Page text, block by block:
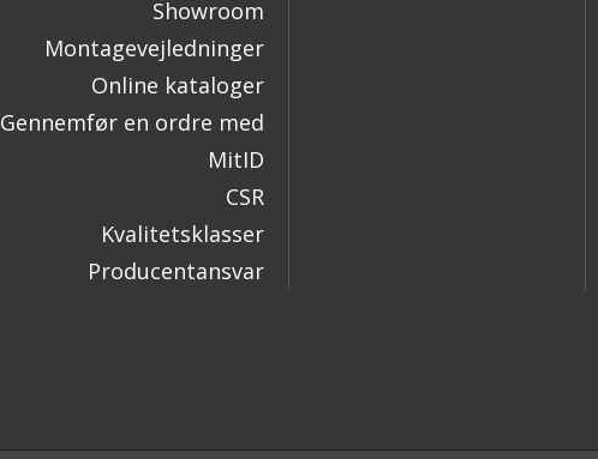
Showroom
Montagevejledninger
Online kataloger
Gennemfør en ordre med
MitID
CSR
Kvalitetsklasser
Producentansvar